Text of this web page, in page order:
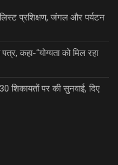
प्रशिक्षण, जंगल और पर्यटन
कहा-“योग्यता को मिल रहा
शिकायतों पर की सुनवाई, दिए